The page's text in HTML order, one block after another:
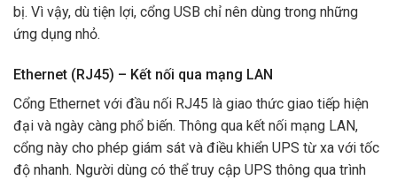
bị. Vì vậy, dù tiện lợi, cổng USB chỉ nên dùng trong những
ứng dụng nhỏ.
Ethernet (RJ45) – Kết nối qua mạng LAN
Cổng Ethernet với đầu nối RJ45 là giao thức giao tiếp hiện
đại và ngày càng phổ biến. Thông qua kết nối mạng LAN,
cổng này cho phép giám sát và điều khiển UPS từ xa với tốc
độ nhanh. Người dùng có thể truy cập UPS thông qua trình